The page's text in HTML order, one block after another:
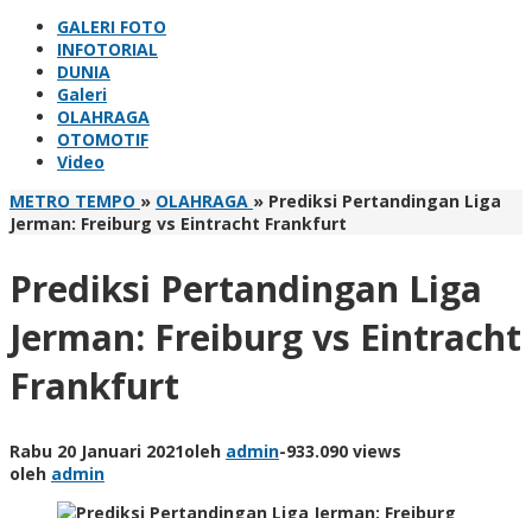
GALERI FOTO
INFOTORIAL
DUNIA
Galeri
OLAHRAGA
OTOMOTIF
Video
METRO TEMPO » OLAHRAGA » Prediksi Pertandingan Liga
Jerman: Freiburg vs Eintracht Frankfurt
Prediksi Pertandingan Liga
Jerman: Freiburg vs Eintracht
Frankfurt
Rabu 20 Januari 2021oleh admin-933.090 views
oleh admin